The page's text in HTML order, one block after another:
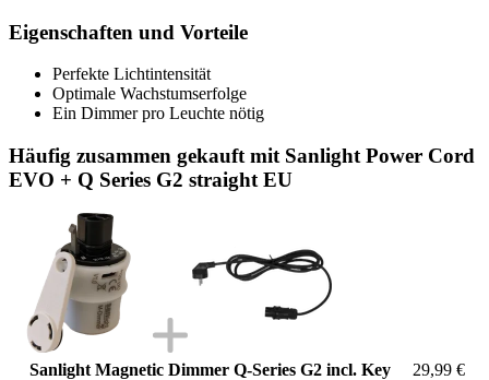
Eigenschaften und Vorteile
Perfekte Lichtintensität
Optimale Wachstumserfolge
Ein Dimmer pro Leuchte nötig
Häufig zusammen gekauft mit Sanlight Power Cord
EVO + Q Series G2 straight EU
Sanlight Magnetic Dimmer Q-Series G2 incl. Key
29,99 €